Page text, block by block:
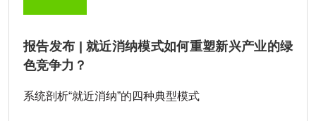
报告发布 | 就近消纳模式如何重塑新兴产业的绿
色竞争力？
系统剖析“就近消纳”的四种典型模式